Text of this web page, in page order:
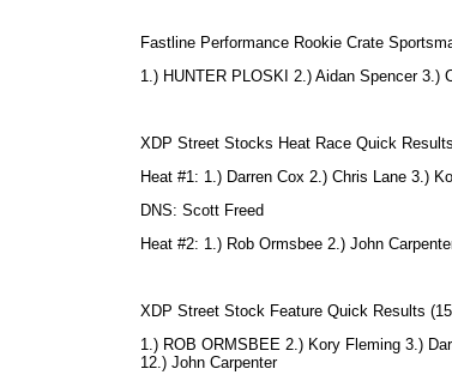
Fastline Performance Rookie Crate
1.) HUNTER PLOSKI 2.) Aidan Spencer 3.)
XDP Street Stocks Heat Race Quick
Heat #1: 1.) Darren Cox 2.) Chris Lane 3.)
DNS: Scott Freed
Heat #2: 1.) Rob Ormsbee 2.) John
XDP Street Stock Feature Quick Results
1.) ROB ORMSBEE 2.) Kory Fleming 3.)
12.) John Carpenter